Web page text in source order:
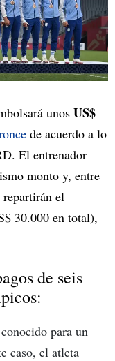
unos US$
de acuerdo a lo
El entrenador
monto y, entre
el
30.000 en total),
de seis
conocido para un
caso, el atleta